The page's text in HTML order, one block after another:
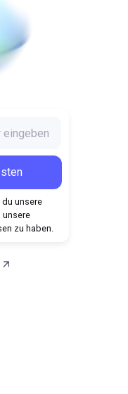
unsere
unsere
zu haben.